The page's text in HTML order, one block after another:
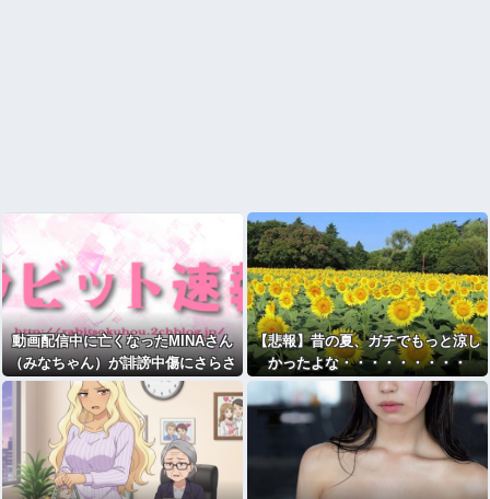
動画配信中に亡くなったMINAさん
（みなちゃん）が誹謗中傷にさらさ
れた経緯がこちら…
【悲報】昔の夏、ガチでもっと涼し
かったよな・・・・・・・・・